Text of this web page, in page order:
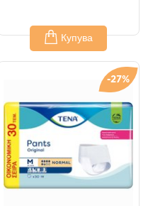
Купува
-27%